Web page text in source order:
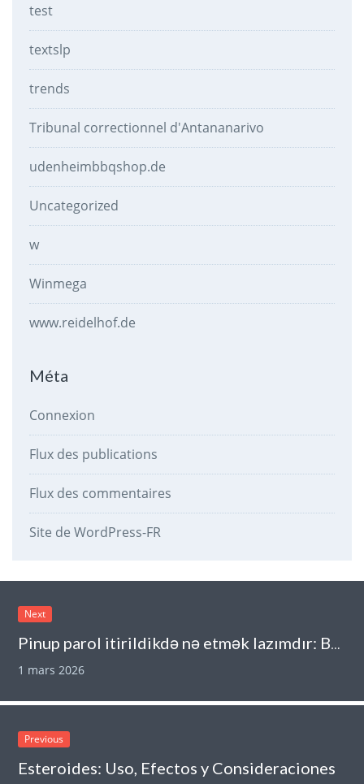
test
textslp
trends
Tribunal correctionnel d'Antananarivo
udenheimbbqshop.de
Uncategorized
w
Winmega
www.reidelhof.de
Méta
Connexion
Flux des publications
Flux des commentaires
Site de WordPress-FR
Next
Pinup parol itirildikdə nə etmək lazımdır: Bütün addımlar
1 mars 2026
Previous
Esteroides: Uso, Efectos y Consideraciones